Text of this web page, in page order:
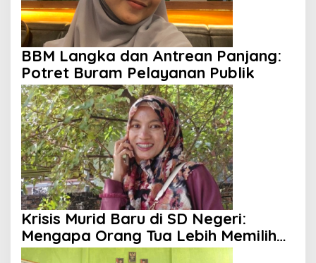
BBM Langka dan Antrean Panjang:
Potret Buram Pelayanan Publik
Krisis Murid Baru di SD Negeri:
Mengapa Orang Tua Lebih Memilih
Sekolah Swasta?